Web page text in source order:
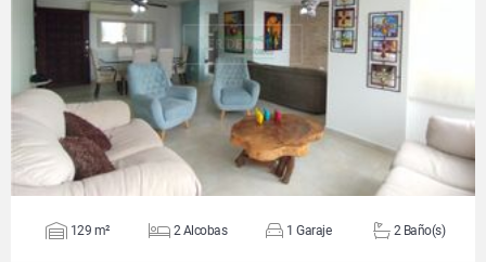
VER DETALLES
129 m² 2 Alcobas 1 Garaje 2 Baño(s)